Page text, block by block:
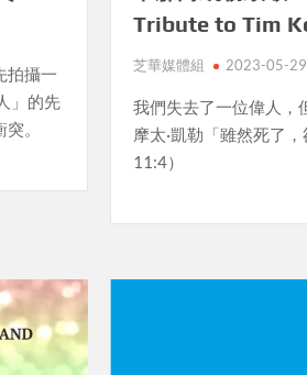
拍攝一
」的先
。
Tribute to Tim
芝華媒體組 2023-05-29
我們失去了一位偉人，
摩太·凱勒「雖然死了
11:4）